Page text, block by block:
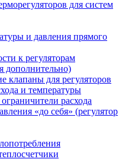
для систем
и давления прямого
к регуляторам
дополнительно)
клапаны для регуляторов
и температуры
расхода
«до себя» (регулятор